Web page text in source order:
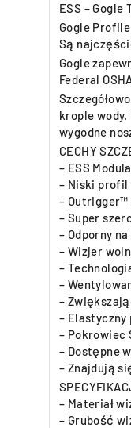
ESS –
Gogle
Są
Gogle
Federal
krople
wygodne
CECHY
– ESS
– Niski profil
– Outrigger™
– Super
– Odporny
– Wizjer
–
–
–
– Elastyczny
– Pokrowiec
– Dostępne
– Znajdują
– Materiał
– Grubość